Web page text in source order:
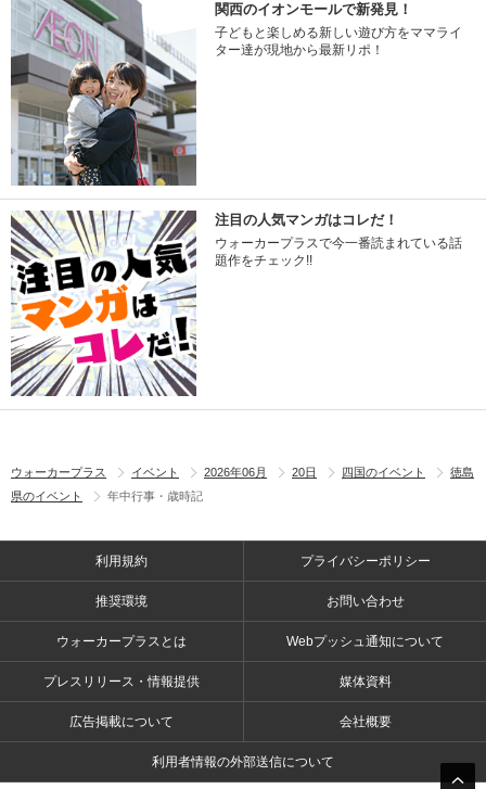
関西のイオンモールで新発見！
子どもと楽しめる新しい遊び方をママライ
ター達が現地から最新リポ！
注目の人気マンガはコレだ！
ウォーカープラスで今一番読まれている話
題作をチェック!!
ウォーカープラス イベント 2026年06月 20日 四国のイベント
徳島
県のイベント
年中行事・歳時記
利用規約 プライバシーポリシー
推奨環境 お問い合わせ
ウォーカープラスとは Webプッシュ通知について
プレスリリース・情報提供 媒体資料
広告掲載について 会社概要
利用者情報の外部送信について